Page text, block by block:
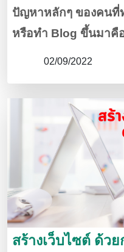
ปัญหาหลักๆ ของคนที่
หรือทำ Blog ขึ้นมาคื
บทความ ของเราไปอ
เราจึงมี สูตรลับ เกี่ย
ให้โดนใจ Google แล
02/09/2022
สร้างเว็บไซต์ ด้ว